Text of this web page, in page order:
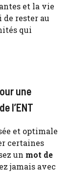
et la vie
rester au
qui
une
l’ENT
et optimale
certaines
un mot de
jamais avec